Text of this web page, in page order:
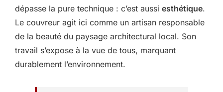
dépasse la pure technique : c’est aussi esthétique.
Le couvreur agit ici comme un artisan responsable
de la beauté du paysage architectural local. Son
travail s’expose à la vue de tous, marquant
durablement l’environnement.